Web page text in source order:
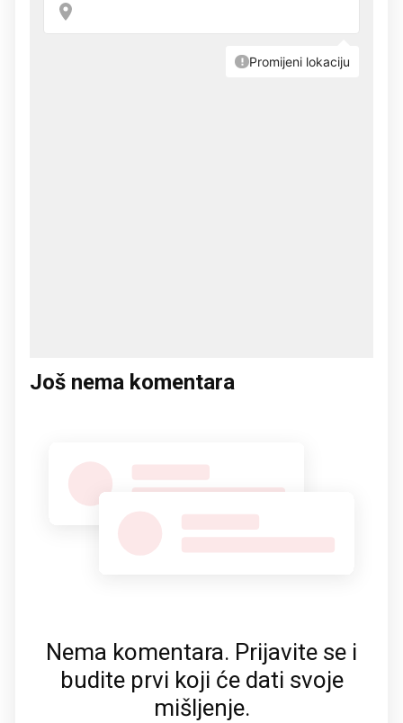
Još nema komentara
Nema komentara. Prijavite se i
budite prvi koji će dati svoje
mišljenje.